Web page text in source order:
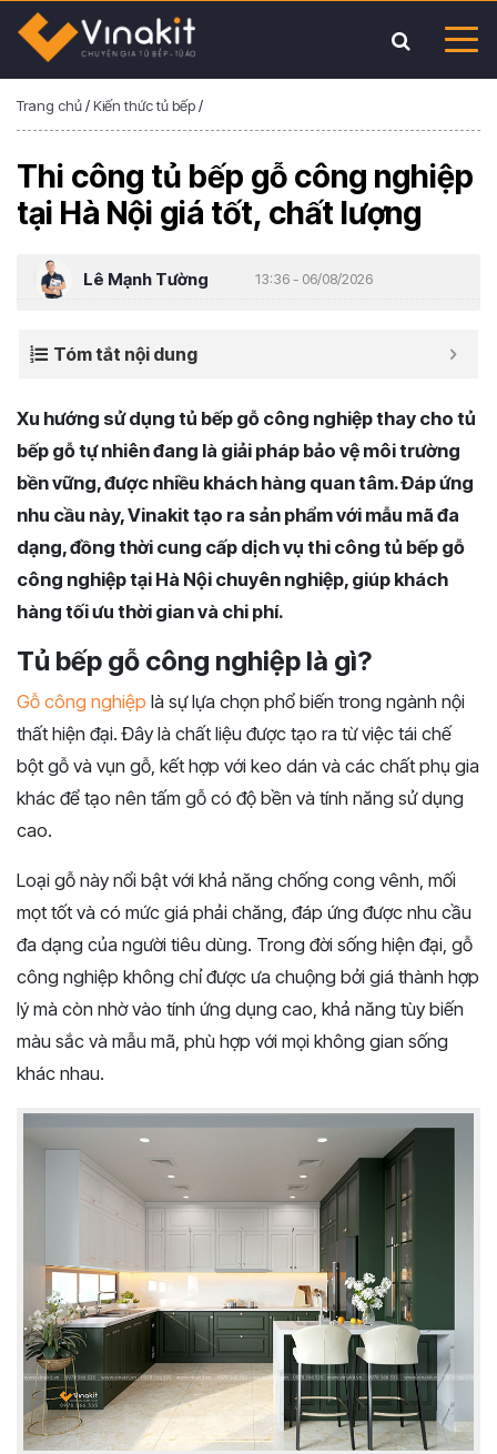
Trang chủ/Kiến thức tủ bếp/
Thi công tủ bếp gỗ công nghiệp
tại Hà Nội giá tốt, chất lượng
Lê Mạnh Tường 13:36 - 06/08/2026
Tóm tắt nội dung
Xu hướng sử dụng tủ bếp gỗ công nghiệp thay cho tủ
bếp gỗ tự nhiên đang là giải pháp bảo vệ môi trường
bền vững, được nhiều khách hàng quan tâm. Đáp ứng
nhu cầu này, Vinakit tạo ra sản phẩm với mẫu mã đa
dạng, đồng thời cung cấp dịch vụ thi công tủ bếp gỗ
công nghiệp tại Hà Nội chuyên nghiệp, giúp khách
hàng tối ưu thời gian và chi phí.
Tủ bếp gỗ công nghiệp là gì?
Gỗ công nghiệp là sự lựa chọn phổ biến trong ngành nội
thất hiện đại. Đây là chất liệu được tạo ra từ việc tái chế
bột gỗ và vụn gỗ, kết hợp với keo dán và các chất phụ gia
khác để tạo nên tấm gỗ có độ bền và tính năng sử dụng
cao.
Loại gỗ này nổi bật với khả năng chống cong vênh, mối
mọt tốt và có mức giá phải chăng, đáp ứng được nhu cầu
đa dạng của người tiêu dùng. Trong đời sống hiện đại, gỗ
công nghiệp không chỉ được ưa chuộng bởi giá thành hợp
lý mà còn nhờ vào tính ứng dụng cao, khả năng tùy biến
màu sắc và mẫu mã, phù hợp với mọi không gian sống
khác nhau.